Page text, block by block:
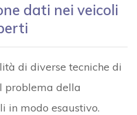
dati nei veicoli
di diverse tecniche di
problema della
in modo esaustivo.